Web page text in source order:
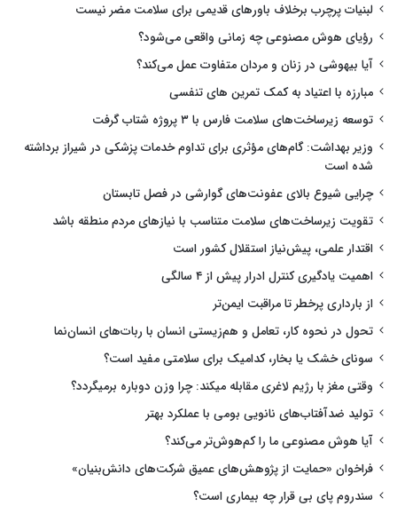
لبنیات پرچرب برخلاف باورهای قدیمی برای سلامت مضر نیست
رؤیای هوش مصنوعی چه زمانی واقعی می‌شود؟
آیا بیهوشی در زنان و مردان متفاوت عمل می‌کند؟
مبارزه با اعتیاد به کمک تمرین های تنفسی
توسعه زیرساخت‌های سلامت فارس با ۳ پروژه شتاب گرفت
وزیر بهداشت: گام‌های مؤثری برای تداوم خدمات پزشکی در شیراز برداشته
شده است
چرایی شیوع بالای عفونت‌های گوارشی در فصل تابستان
تقویت زیرساخت‌های سلامت متناسب با نیازهای مردم منطقه باشد
اقتدار علمی، پیش‌نیاز استقلال کشور است
اهمیت یادگیری کنترل ادرار پیش از ۴ سالگی
از بارداری پرخطر تا مراقبت ایمن‌تر
تحول در نحوه کار، تعامل و هم‌زیستی انسان با ربات‌های انسان‌نما
سونای خشک یا بخار، کدامیک برای سلامتی مفید است؟
وقتی مغز با رژیم لاغری مقابله میکند: چرا وزن دوباره برمیگردد؟
تولید ضدآفتاب‌های نانویی بومی با عملکرد بهتر
آیا هوش مصنوعی ما را کم‌هوش‌تر می‌کند؟
فراخوان «حمایت از پژوهش‌های عمیق شرکت‌های دانش‌بنیان»
سندروم پای بی قرار چه بیماری است؟